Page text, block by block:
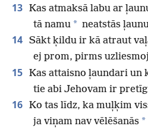
13 Kas atmaksā labu ar
tā namu * neatstās
14 Sākt ķildu ir kā atraut
ej prom, pirms
15 Kas attaisno ļaundari un
tie abi Jehovam ir
16 Ko tas līdz, ka muļķim
ja viņam nav vēlēšanās *